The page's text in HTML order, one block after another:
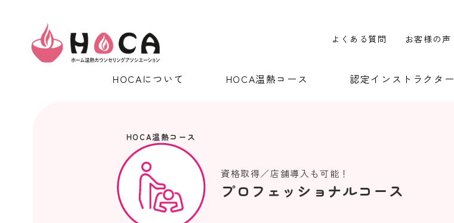
よくある質問 お客様の声
HOCAについて HOCA温熱コース 認定インストラクター
HOCA温熱コース
資格取得／店舗導入も可能！
プロフェッショナルコース